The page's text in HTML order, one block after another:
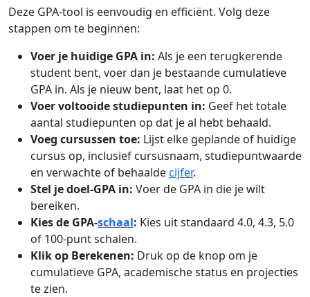
Deze GPA-tool is eenvoudig en efficiënt. Volg deze
stappen om te beginnen:
Voer je huidige GPA in: Als je een terugkerende
student bent, voer dan je bestaande cumulatieve
GPA in. Als je nieuw bent, laat het op 0.
Voer voltooide studiepunten in: Geef het totale
aantal studiepunten op dat je al hebt behaald.
Voeg cursussen toe: Lijst elke geplande of huidige
cursus op, inclusief cursusnaam, studiepuntwaarde
en verwachte of behaaldecijfer.
Stel je doel-GPA in: Voer de GPA in die je wilt
bereiken.
Kies de GPA-schaal: Kies uit standaard 4.0, 4.3, 5.0
of 100-punt schalen.
Klik op Berekenen: Druk op de knop om je
cumulatieve GPA, academische status en projecties
te zien.